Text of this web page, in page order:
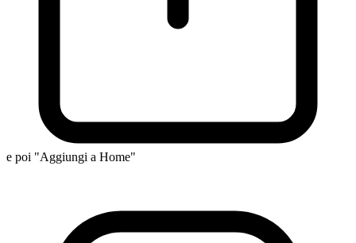
e poi "Aggiungi a Home"